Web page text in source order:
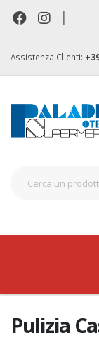
|
Assistenza Clienti:
Pulizia